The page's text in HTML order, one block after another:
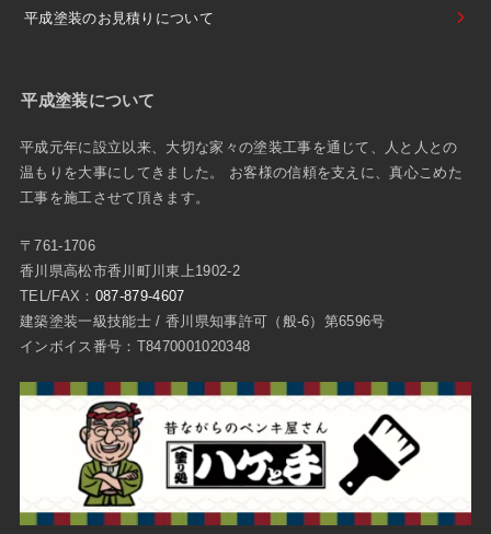
平成塗装のお見積りについて
平成塗装について
平成元年に設立以来、大切な家々の塗装工事を通じて、人と人との
温もりを大事にしてきました。 お客様の信頼を支えに、真心こめた
工事を施工させて頂きます。
〒761-1706
香川県高松市香川町川東上1902-2
TEL/FAX： 087-879-4607
建築塗装一級技能士 / 香川県知事許可（般-6）第6596号
インボイス番号：T8470001020348